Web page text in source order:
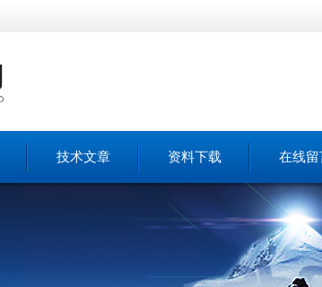
技术文章 资料下载 在线留